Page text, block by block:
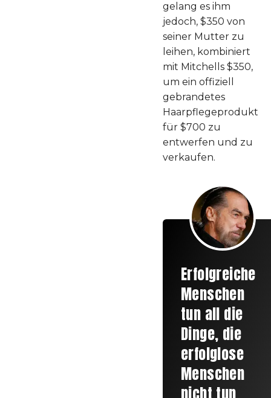
gelang es ihm
jedoch, $350 von
seiner Mutter zu
leihen, kombiniert
mit Mitchells $350,
um ein offiziell
gebrandetes
Haarpflegeprodukt
für $700 zu
entwerfen und zu
verkaufen.
Erfolgreiche
Menschen
tun all die
Dinge, die
erfolglose
Menschen